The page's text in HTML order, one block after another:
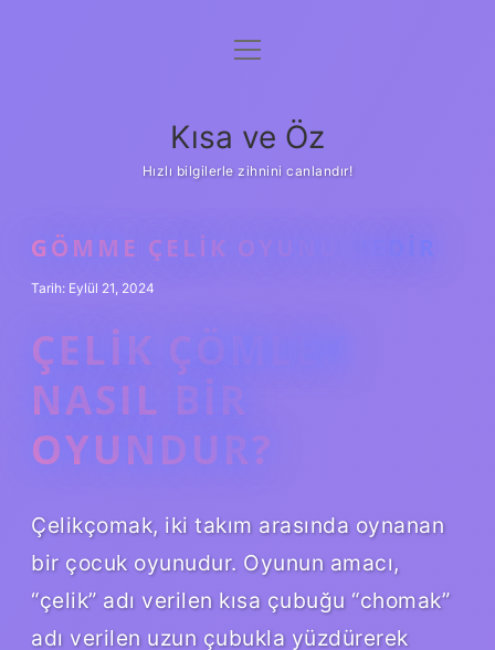
Anasayfa
Yasal Uyarı
menüyü
Kısa ve Öz
Hızlı bilgilerle zihnini canlandır!
GÖMME ÇELIK OYUNU NEDIR
Tarih: Eylül 21, 2024
ÇELIK ÇÖMLEK
NASIL BIR
OYUNDUR?
Çelikçomak, iki takım arasında oynanan
bir çocuk oyunudur. Oyunun amacı,
“çelik” adı verilen kısa çubuğu “chomak”
adı verilen uzun çubukla yüzdürerek